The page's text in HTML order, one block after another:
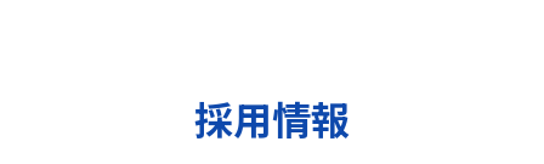
採用情報